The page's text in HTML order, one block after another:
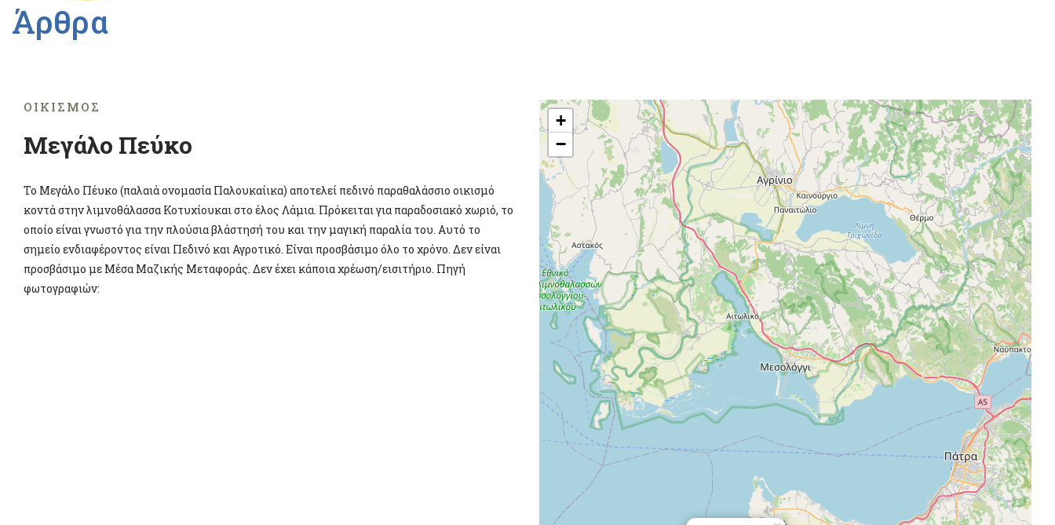
Άρθρα
ΟΙΚΙΣΜΌΣ
Μεγάλο Πεύκο
Το Μεγάλο Πέυκο (παλαιά ονομασία Παλουκαίικα) αποτελεί πεδινό παραθαλάσσιο οικισμό
κοντά στην λιμνοθάλασσα Κοτυχίουκαι στο έλος Λάμια. Πρόκειται για παραδοσιακό χωριό, το
οποίο είναι γνωστό για την πλούσια βλάστησή του και την μαγική παραλία του. Αυτό το
σημείο ενδιαφέροντος είναι Πεδινό και Αγροτικό. Είναι προσβάσιμο όλο το χρόνο. Δεν είναι
προσβάσιμο με Μέσα Μαζικής Μεταφοράς. Δεν έχει κάποια χρέωση/εισιτήριο. Πηγή
φωτογραφιών:
+
−